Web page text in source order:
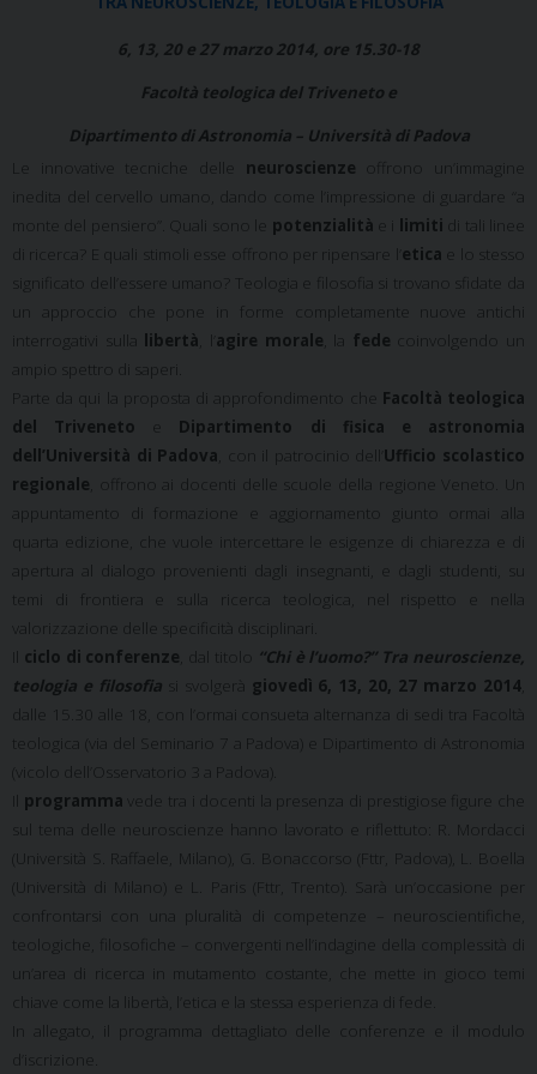
6, 13, 20 e 27 marzo 2014, ore 15.30-18
Facoltà teologica del Triveneto e
Dipartimento di Astronomia – Università di Padova
Le innovative tecniche delle neuroscienze offrono un’immagine
inedita del cervello umano, dando come l’impressione di guardare “a
monte del pensiero”. Quali sono le potenzialità limiti di tali linee
di ricerca? E quali stimoli esse offrono per ripensare l’ etica e lo stesso
significato dell’essere umano? Teologia e filosofia si trovano sfidate da
un approccio che pone in forme completamente nuove antichi
interrogativi sulla libertà agire morale fede coinvolgendo un
ampio spettro di saperi.
Parte da qui la proposta di approfondimento che Facoltà teologica
del Triveneto
Dipartimento di fisica e astronomia
dell’Università di Padova , con il patrocinio dell’ Ufficio scolastico
regionale , offrono ai docenti delle scuole della regione Veneto. Un
appuntamento di formazione e aggiornamento giunto ormai alla
quarta edizione, che vuole intercettare le esigenze di chiarezza e di
apertura al dialogo provenienti dagli insegnanti, e dagli studenti, su
temi di frontiera e sulla ricerca teologica, nel rispetto e nella
valorizzazione delle specificità disciplinari.
ciclo di conferenze , dal titolo
“Chi è l’uomo?” Tra neuroscienze,
teologia e filosofiasi svolgerà giovedì 6, 13, 20, 27 marzo 2014
dalle 15.30 alle 18, con l’ormai consueta alternanza di sedi tra Facoltà
teologica (via del Seminario 7 a Padova) e Dipartimento di Astronomia
(vicolo dell’Osservatorio 3 a Padova).
programma vede tra i docenti la presenza di prestigiose figure che
sul tema delle neuroscienze hanno lavorato e riflettuto: R. Mordacci
(Università S. Raffaele, Milano), G. Bonaccorso (Fttr, Padova), L. Boella
(Università di Milano) e L. Paris (Fttr, Trento). Sarà un’occasione per
confrontarsi con una pluralità di competenze – neuroscientifiche,
teologiche, filosofiche – convergenti nell’indagine della complessità di
un’area di ricerca in mutamento costante, che mette in gioco temi
chiave come la libertà, l’etica e la stessa esperienza di fede.
In allegato, il programma dettagliato delle conferenze e il modulo
d’iscrizione.